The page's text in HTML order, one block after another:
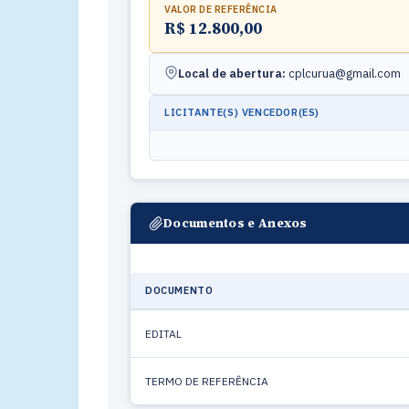
VALOR DE REFERÊNCIA
R$ 12.800,00
Local de abertura: cplcurua@gmail.com
LICITANTE(S) VENCEDOR(ES)
Documentos e Anexos
DOCUMENTO
EDITAL
TERMO DE REFERÊNCIA